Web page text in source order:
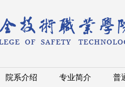
院系介绍 专业简介 普